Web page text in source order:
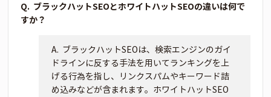
ブラックハットSEOとホワイトハットSEOの違いは何で
すか？
ブラックハットSEOは、検索エンジンのガイ
ドラインに反する手法を用いてランキングを上
げる行為を指し、リンクスパムやキーワード詰
め込みなどが含まれます。ホワイトハットSEO